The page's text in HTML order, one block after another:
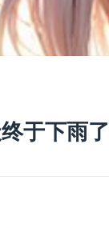
终于下雨